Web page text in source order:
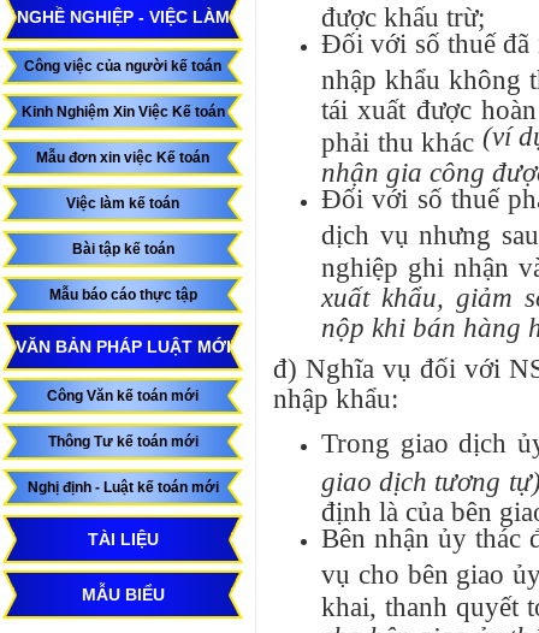
NGHỀ NGHIỆP - VIỆC LÀM
Công việc của người kế toán
Kinh Nghiệm Xin Việc Kế toán
Mẫu đơn xin việc Kế toán
Việc làm kế toán
Bài tập kế toán
Mẫu báo cáo thực tập
VĂN BẢN PHÁP LUẬT MỚI
Công Văn kế toán mới
Thông Tư kế toán mới
Nghị định - Luật kế toán mới
TÀI LIỆU
MẪU BIỂU
được khấu trừ;
Đối với số thuế đã
nhập khẩu không
tái xuất được
phải thu khác (ví
nhận gia công
Đối với số thuế
dịch vụ nhưng
nghiệp ghi nhận
xuất khẩu, giảm
nộp khi bán hàng
đ) Nghĩa vụ đối với
nhập khẩu:
Trong giao dịch
giao dịch tương
định là của bên
Bên nhận ủy thác
vụ cho bên giao
khai, thanh quyết